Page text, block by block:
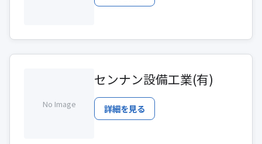
No Image
センナン設備工業(有)
詳細を見る